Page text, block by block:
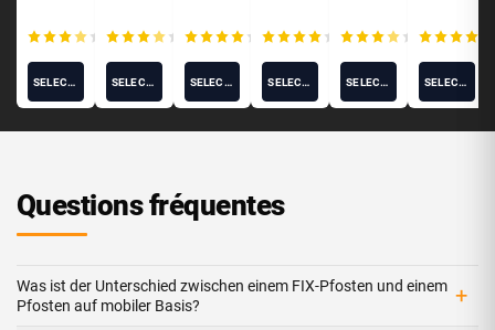
(15)
SELECT OPTIONS
(10)
SELECT OPTIONS
(12)
SELECT OPTIONS
IQ
Absperr
pfosten
(11)
SELECT OPTIONS
(8)
SELECT OPTIONS
Gurtenr
oller -
Potelet®
SELECT OPTIONS
Questions fréquentes
Was ist der Unterschied zwischen einem FIX-Pfosten und einem
Pfosten auf mobiler Basis?
+